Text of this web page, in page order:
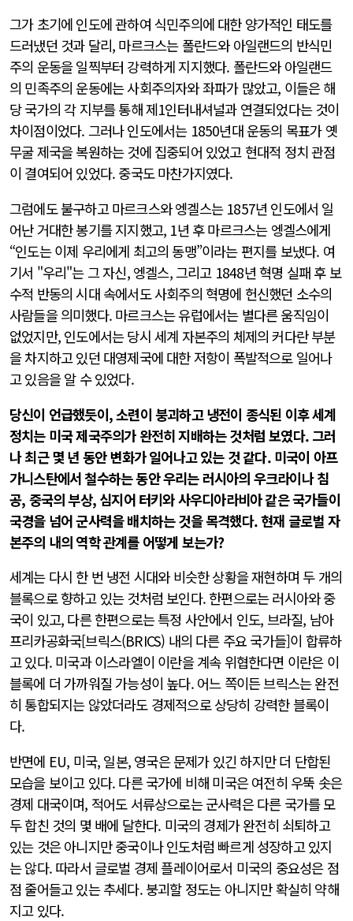
그가 초기에 인도에 관하여 식민주의에 대한 양가적인 태도를
드러냈던 것과 달리, 마르크스는 폴란드와 아일랜드의 반식민
주의 운동을 일찍부터 강력하게 지지했다. 폴란드와 아일랜드
의 민족주의 운동에는 사회주의자와 좌파가 많았고, 이들은 해
당 국가의 각 지부를 통해 제1인터내셔널과 연결되었다는 것이
차이점이었다. 그러나 인도에서는 1850년대 운동의 목표가 옛
무굴 제국을 복원하는 것에 집중되어 있었고 현대적 정치 관점
이 결여되어 있었다. 중국도 마찬가지였다.
그럼에도 불구하고 마르크스와 엥겔스는 1857년 인도에서 일
어난 거대한 봉기를 지지했고, 1년 후 마르크스는 엥겔스에게
“인도는 이제 우리에게 최고의 동맹”이라는 편지를 보냈다. 여
기서 "우리"는 그 자신, 엥겔스, 그리고 1848년 혁명 실패 후 보
수적 반동의 시대 속에서도 사회주의 혁명에 헌신했던 소수의
사람들을 의미했다. 마르크스는 유럽에서는 별다른 움직임이
없었지만, 인도에서는 당시 세계 자본주의 체제의 커다란 부분
을 차지하고 있던 대영제국에 대한 저항이 폭발적으로 일어나
고 있음을 알 수 있었다.
당신이 언급했듯이, 소련이 붕괴하고 냉전이 종식된 이후 세계
정치는 미국 제국주의가 완전히 지배하는 것처럼 보였다. 그러
나 최근 몇 년 동안 변화가 일어나고 있는 것 같다. 미국이 아프
가니스탄에서 철수하는 동안 우리는 러시아의 우크라이나 침
공, 중국의 부상, 심지어 터키와 사우디아라비아 같은 국가들이
국경을 넘어 군사력을 배치하는 것을 목격했다. 현재 글로벌 자
본주의 내의 역학 관계를 어떻게 보는가?
세계는 다시 한 번 냉전 시대와 비슷한 상황을 재현하며 두 개의
블록으로 향하고 있는 것처럼 보인다. 한편으로는 러시아와 중
국이 있고, 다른 한편으로는 특정 사안에서 인도, 브라질, 남아
프리카공화국[브릭스(BRICS) 내의 다른 주요 국가들]이 합류하
고 있다. 미국과 이스라엘이 이란을 계속 위협한다면 이란은 이
블록에 더 가까워질 가능성이 높다. 어느 쪽이든 브릭스는 완전
히 통합되지는 않았더라도 경제적으로 상당히 강력한 블록이
다.
반면에 EU, 미국, 일본, 영국은 문제가 있긴 하지만 더 단합된
모습을 보이고 있다. 다른 국가에 비해 미국은 여전히 우뚝 솟은
경제 대국이며, 적어도 서류상으로는 군사력은 다른 국가를 모
두 합친 것의 몇 배에 달한다. 미국의 경제가 완전히 쇠퇴하고
있는 것은 아니지만 중국이나 인도처럼 빠르게 성장하고 있지
는 않다. 따라서 글로벌 경제 플레이어로서 미국의 중요성은 점
점 줄어들고 있는 추세다. 붕괴할 정도는 아니지만 확실히 약해
지고 있다.